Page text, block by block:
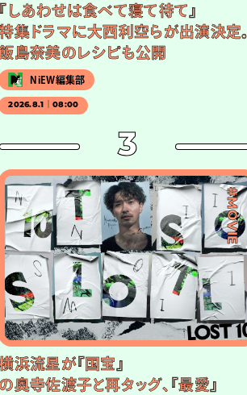
しあわせは食べて寝て待て』
集ドラマに大西利空らが出演決定。
島奈美のレシピも公開
NiEW編集部
2026.8.1｜08:00
3
#MOVIE
浜流星が『国宝』
奥寺佐渡子と再タッグ、『最愛』